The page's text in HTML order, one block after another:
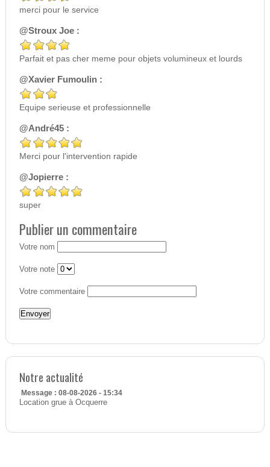
merci pour le service
@Stroux Joe :
Parfait et pas cher meme pour objets volumineux et lourds
@Xavier Fumoulin :
Equipe serieuse et professionnelle
@André45 :
Merci pour l'intervention rapide
@Jopierre :
super
Publier un commentaire
Votre nom
Votre note
Votre commentaire
Notre actualité
Message : 08-08-2026 - 15:34
Location grue à Ocquerre